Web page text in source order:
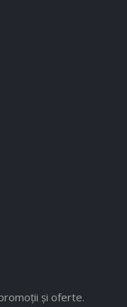
și oferte.